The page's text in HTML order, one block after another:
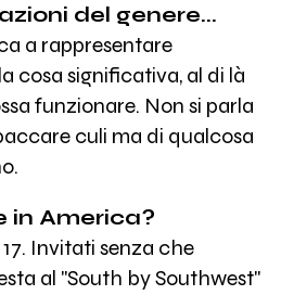
del genere...
a rappresentare
cosa significativa, al di là
funzionare. Non si parla
culi ma di qualcosa
in America?
Invitati senza che
al "South by Southwest"